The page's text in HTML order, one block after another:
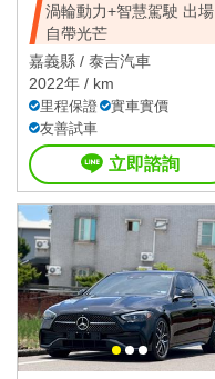
渦輪動力+智慧駕駛 出場
自帶光芒
嘉義縣 / 泰吉汽車
2022年 / km
里程保證
實車實價
友善試車
立即諮詢